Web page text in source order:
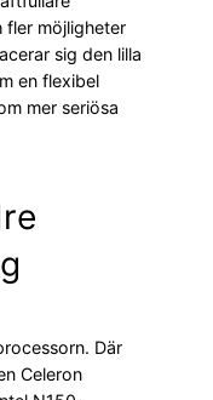
fler möjligheter
sig den lilla
en flexibel
mer seriösa
Där
Celeron